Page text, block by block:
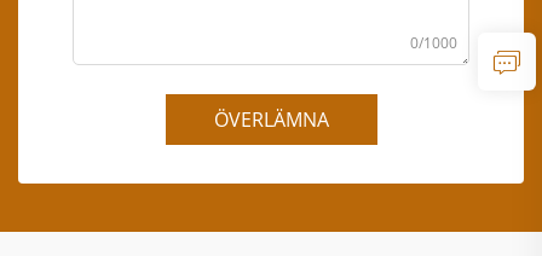
0/1000
ÖVERLÄMNA